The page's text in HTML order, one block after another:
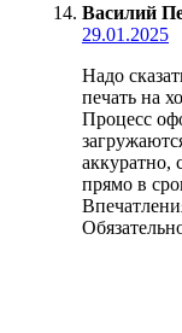
Василий
29.01.2025
Надо
печать на
Процесс
аккуратно,
прямо в